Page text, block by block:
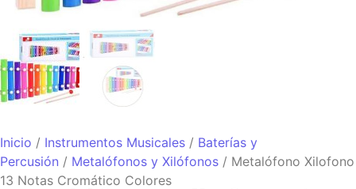
Inicio / Instrumentos Musicales / Baterías y
Percusión / Metalófonos y Xilófonos / Metalófono Xilofono
13 Notas Cromático Colores